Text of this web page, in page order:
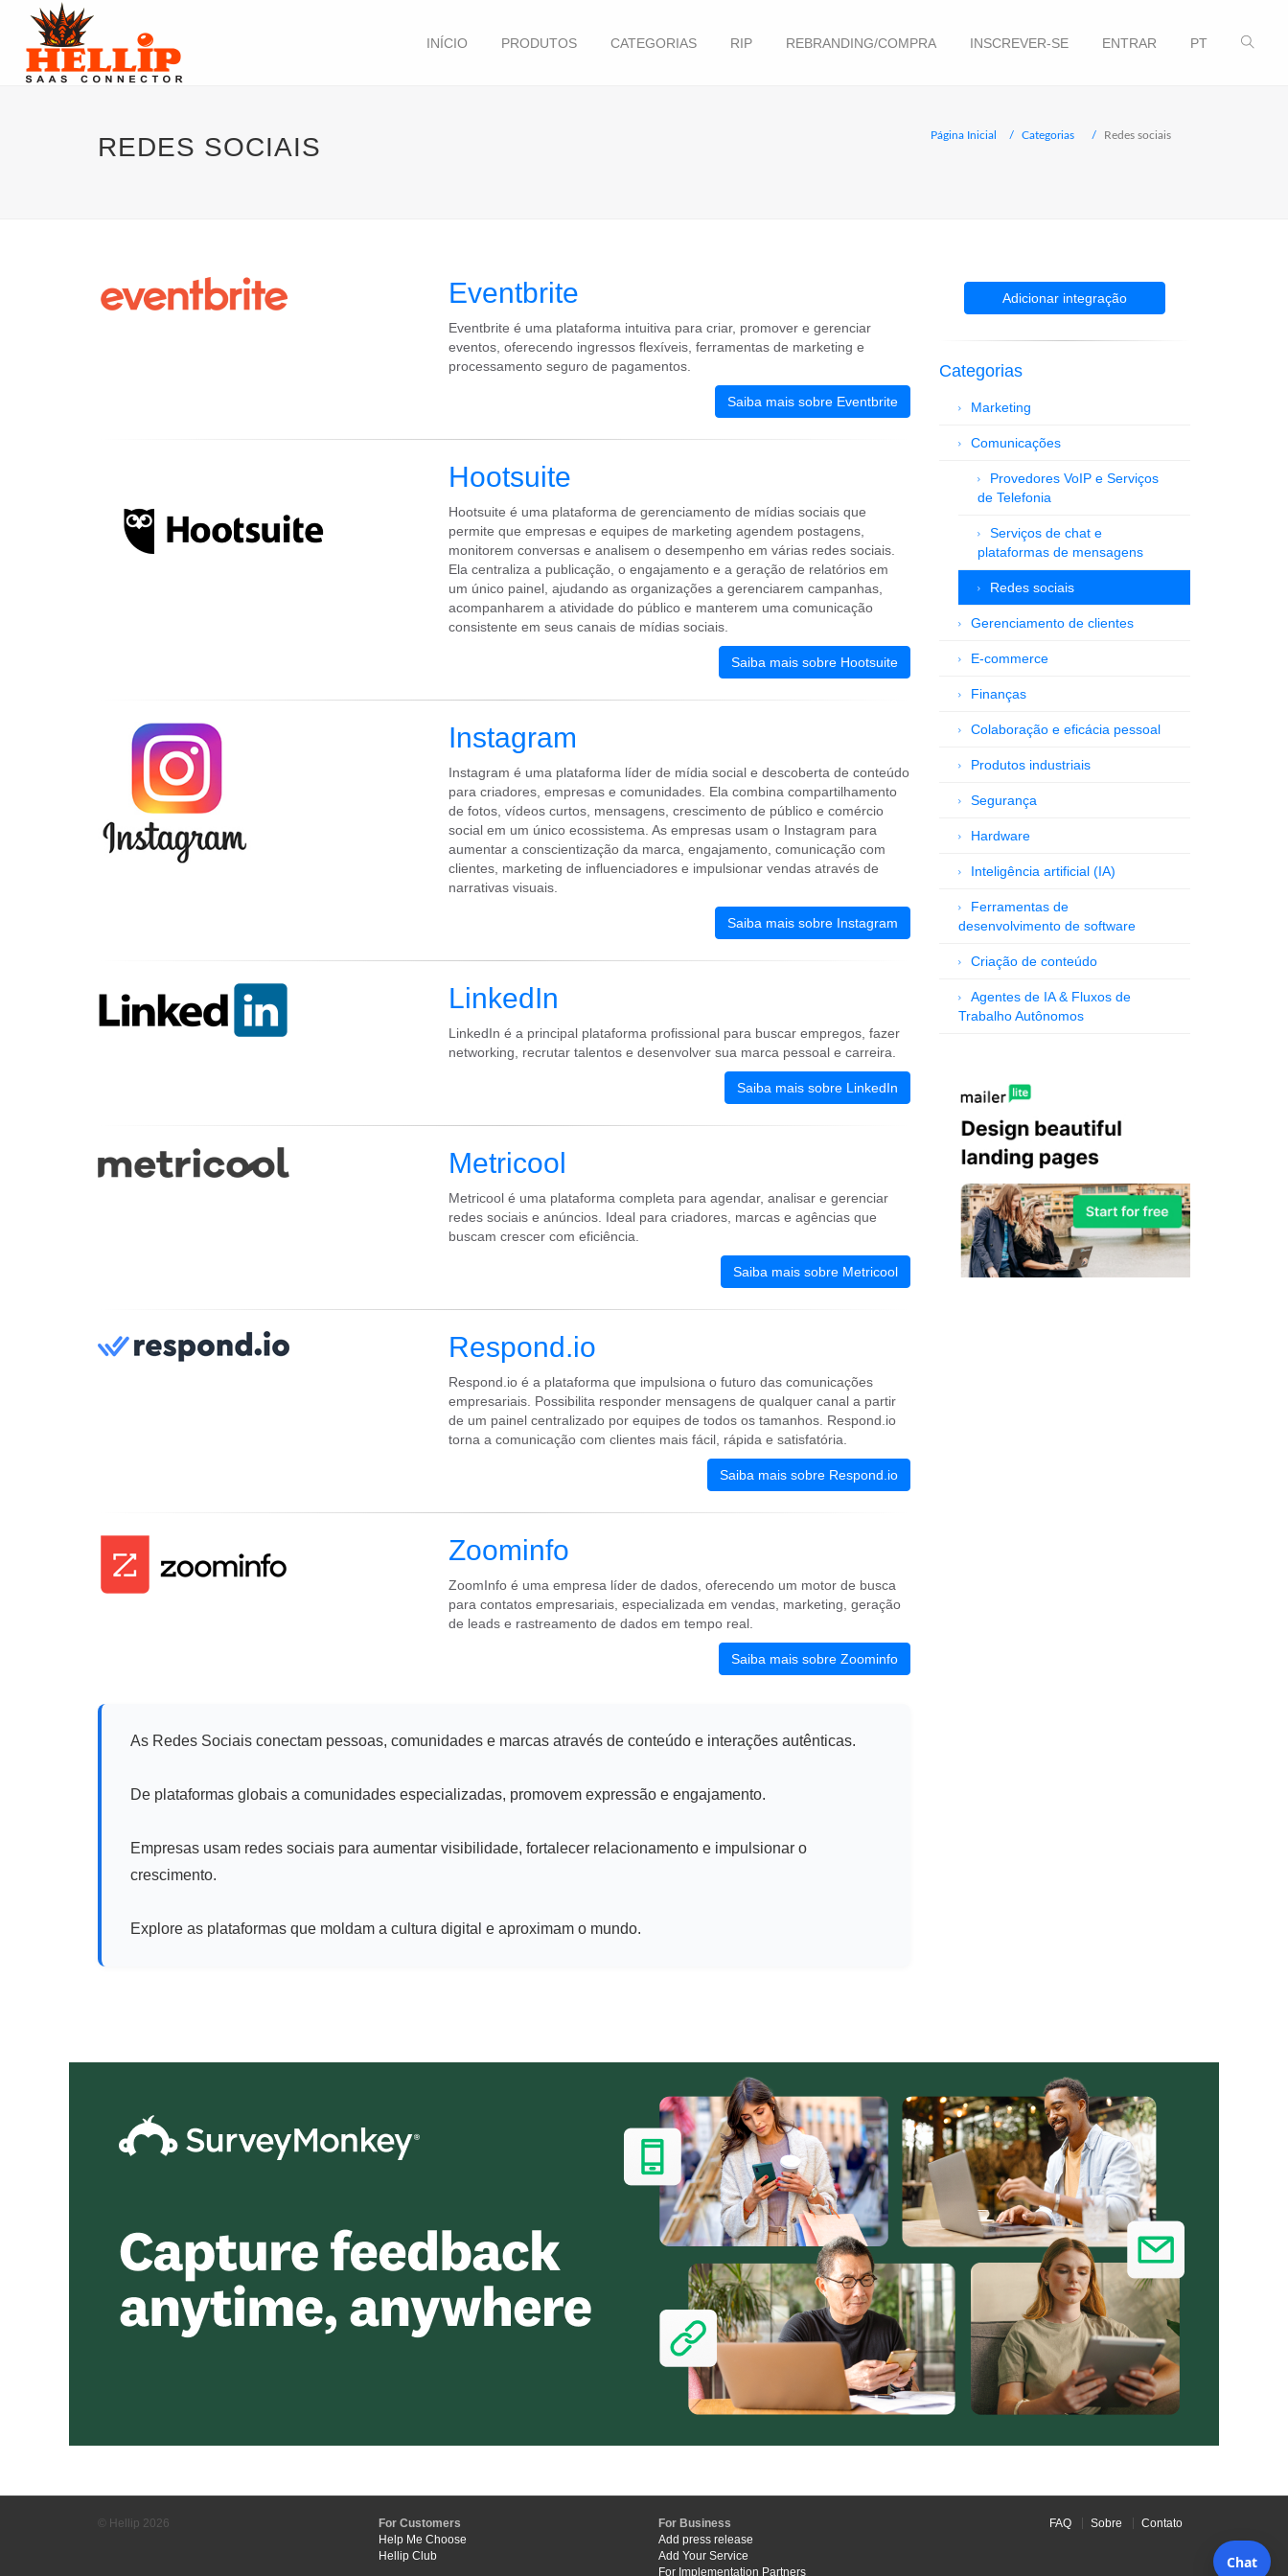
INÍCIO PRODUTOS CATEGORIAS RIP REBRANDING/COMPRA INSCREVER-SE ENTRAR PT
REDES SOCIAIS Página Inicial Categorias Redes sociais
Eventbrite
Eventbrite é uma plataforma intuitiva para criar, promover e gerenciar
eventos, oferecendo ingressos flexíveis, ferramentas de marketing e
processamento seguro de pagamentos.
Saiba mais sobre Eventbrite
Hootsuite
Hootsuite é uma plataforma de gerenciamento de mídias sociais que
permite que empresas e equipes de marketing agendem postagens,
monitorem conversas e analisem o desempenho em várias redes sociais.
Ela centraliza a publicação, o engajamento e a geração de relatórios em
um único painel, ajudando as organizações a gerenciarem campanhas,
acompanharem a atividade do público e manterem uma comunicação
consistente em seus canais de mídias sociais.
Saiba mais sobre Hootsuite
Instagram
Instagram é uma plataforma líder de mídia social e descoberta de conteúdo
para criadores, empresas e comunidades. Ela combina compartilhamento
de fotos, vídeos curtos, mensagens, crescimento de público e comércio
social em um único ecossistema. As empresas usam o Instagram para
aumentar a conscientização da marca, engajamento, comunicação com
clientes, marketing de influenciadores e impulsionar vendas através de
narrativas visuais.
Saiba mais sobre Instagram
LinkedIn
LinkedIn é a principal plataforma profissional para buscar empregos, fazer
networking, recrutar talentos e desenvolver sua marca pessoal e carreira.
Saiba mais sobre LinkedIn
Metricool
Metricool é uma plataforma completa para agendar, analisar e gerenciar
redes sociais e anúncios. Ideal para criadores, marcas e agências que
buscam crescer com eficiência.
Saiba mais sobre Metricool
Respond.io
Respond.io é a plataforma que impulsiona o futuro das comunicações
empresariais. Possibilita responder mensagens de qualquer canal a partir
de um painel centralizado por equipes de todos os tamanhos. Respond.io
torna a comunicação com clientes mais fácil, rápida e satisfatória.
Saiba mais sobre Respond.io
Zoominfo
ZoomInfo é uma empresa líder de dados, oferecendo um motor de busca
para contatos empresariais, especializada em vendas, marketing, geração
de leads e rastreamento de dados em tempo real.
Saiba mais sobre Zoominfo
As Redes Sociais conectam pessoas, comunidades e marcas através de conteúdo e interações autênticas.
De plataformas globais a comunidades especializadas, promovem expressão e engajamento.
Empresas usam redes sociais para aumentar visibilidade, fortalecer relacionamento e impulsionar o
crescimento.
Explore as plataformas que moldam a cultura digital e aproximam o mundo.
Adicionar integração
Categorias
Marketing
Comunicações
Provedores VoIP e Serviços
de Telefonia
Serviços de chat e
plataformas de mensagens
Redes sociais
Gerenciamento de clientes
E-commerce
Finanças
Colaboração e eficácia pessoal
Produtos industriais
Segurança
Hardware
Inteligência artificial (IA)
Ferramentas de
desenvolvimento de software
Criação de conteúdo
Agentes de IA & Fluxos de
Trabalho Autônomos
© Hellip 2026
For Customers
Help Me Choose
Hellip Club
For Business
Add press release
Add Your Service
For Implementation Partners
FAQ Sobre Contato